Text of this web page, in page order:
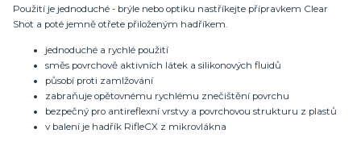
Použití je jednoduché - brýle nebo optiku nastříkejte přípravkem Clear
Shot a poté jemně otřete přiloženým hadříkem.
jednoduché a rychlé použití
směs povrchově aktivních látek a silikonových fluidů
působí proti zamlžování
zabraňuje opětovnému rychlému znečištění povrchu
bezpečný pro antireflexní vrstvy a povrchovou strukturu z plastů
v balení je hadřík RifleCX z mikrovlákna